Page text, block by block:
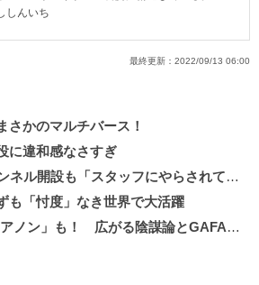
しんいち
最終更新： 2022/09/13 06:00
さかのマルチバース！
に違和感なさすぎ
ル開設も「スタッフにやらされてる?」
も「忖度」なき世界で大活躍
ン」も！ 広がる陰謀論とGAFAの対応